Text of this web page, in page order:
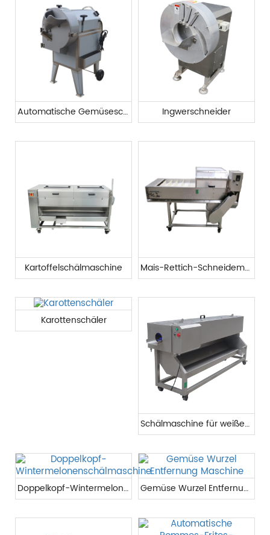
Automatische Gemüseschneidemaschine Ingwerschneider
Kartoffelschälmaschine Mais-Rettich-Schneidemaschine
Karottenschäler
Schälmaschine für weißen Rettich
Doppelkopf-Wintermelonenschälmaschine Gemüse Wurzel Entfernung Maschine